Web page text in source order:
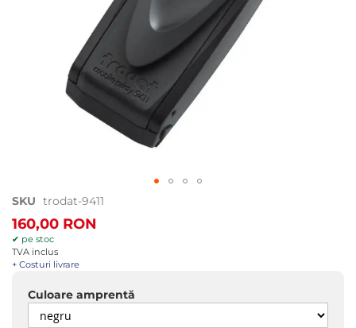
Treci
la
începutul
galeriei
de
SKU trodat-9411
160,00 RON
✔ pe stoc
TVA inclus
+ Costuri livrare
Culoare amprentă